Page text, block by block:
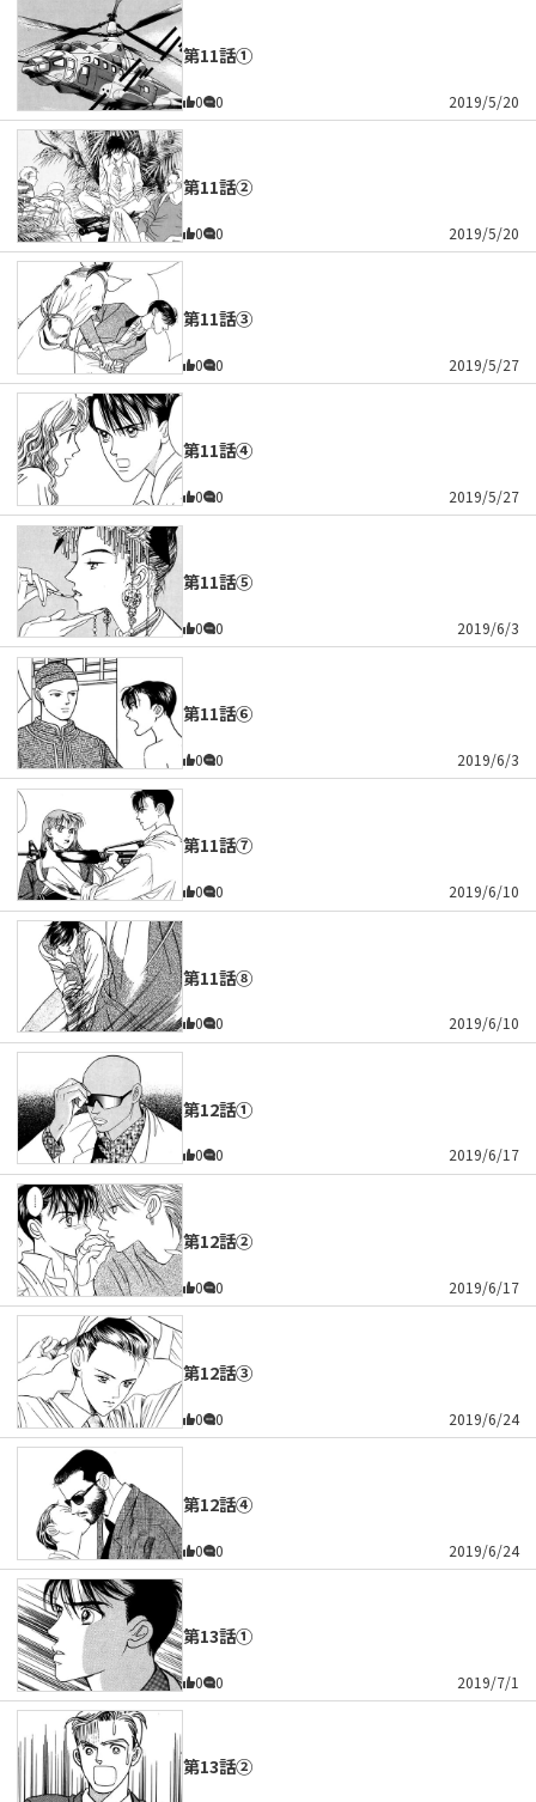
第11話①
0 0 2019/5/20
第11話②
0 0 2019/5/20
第11話③
0 0 2019/5/27
第11話④
0 0 2019/5/27
第11話⑤
0 0 2019/6/3
第11話⑥
0 0 2019/6/3
第11話⑦
0 0 2019/6/10
第11話⑧
0 0 2019/6/10
第12話①
0 0 2019/6/17
第12話②
0 0 2019/6/17
第12話③
0 0 2019/6/24
第12話④
0 0 2019/6/24
第13話①
0 0 2019/7/1
第13話②